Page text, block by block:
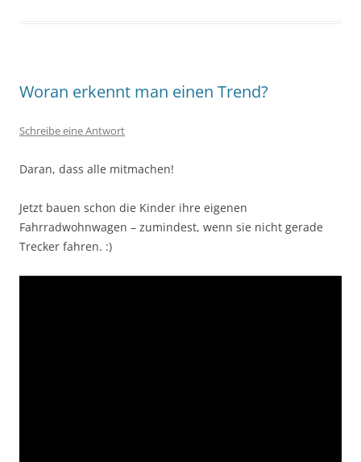
Woran erkennt man einen Trend?
Schreibe eine Antwort
Daran, dass alle mitmachen!
Jetzt bauen schon die Kinder ihre eigenen
Fahrradwohnwagen – zumindest, wenn sie nicht gerade
Trecker fahren. :)